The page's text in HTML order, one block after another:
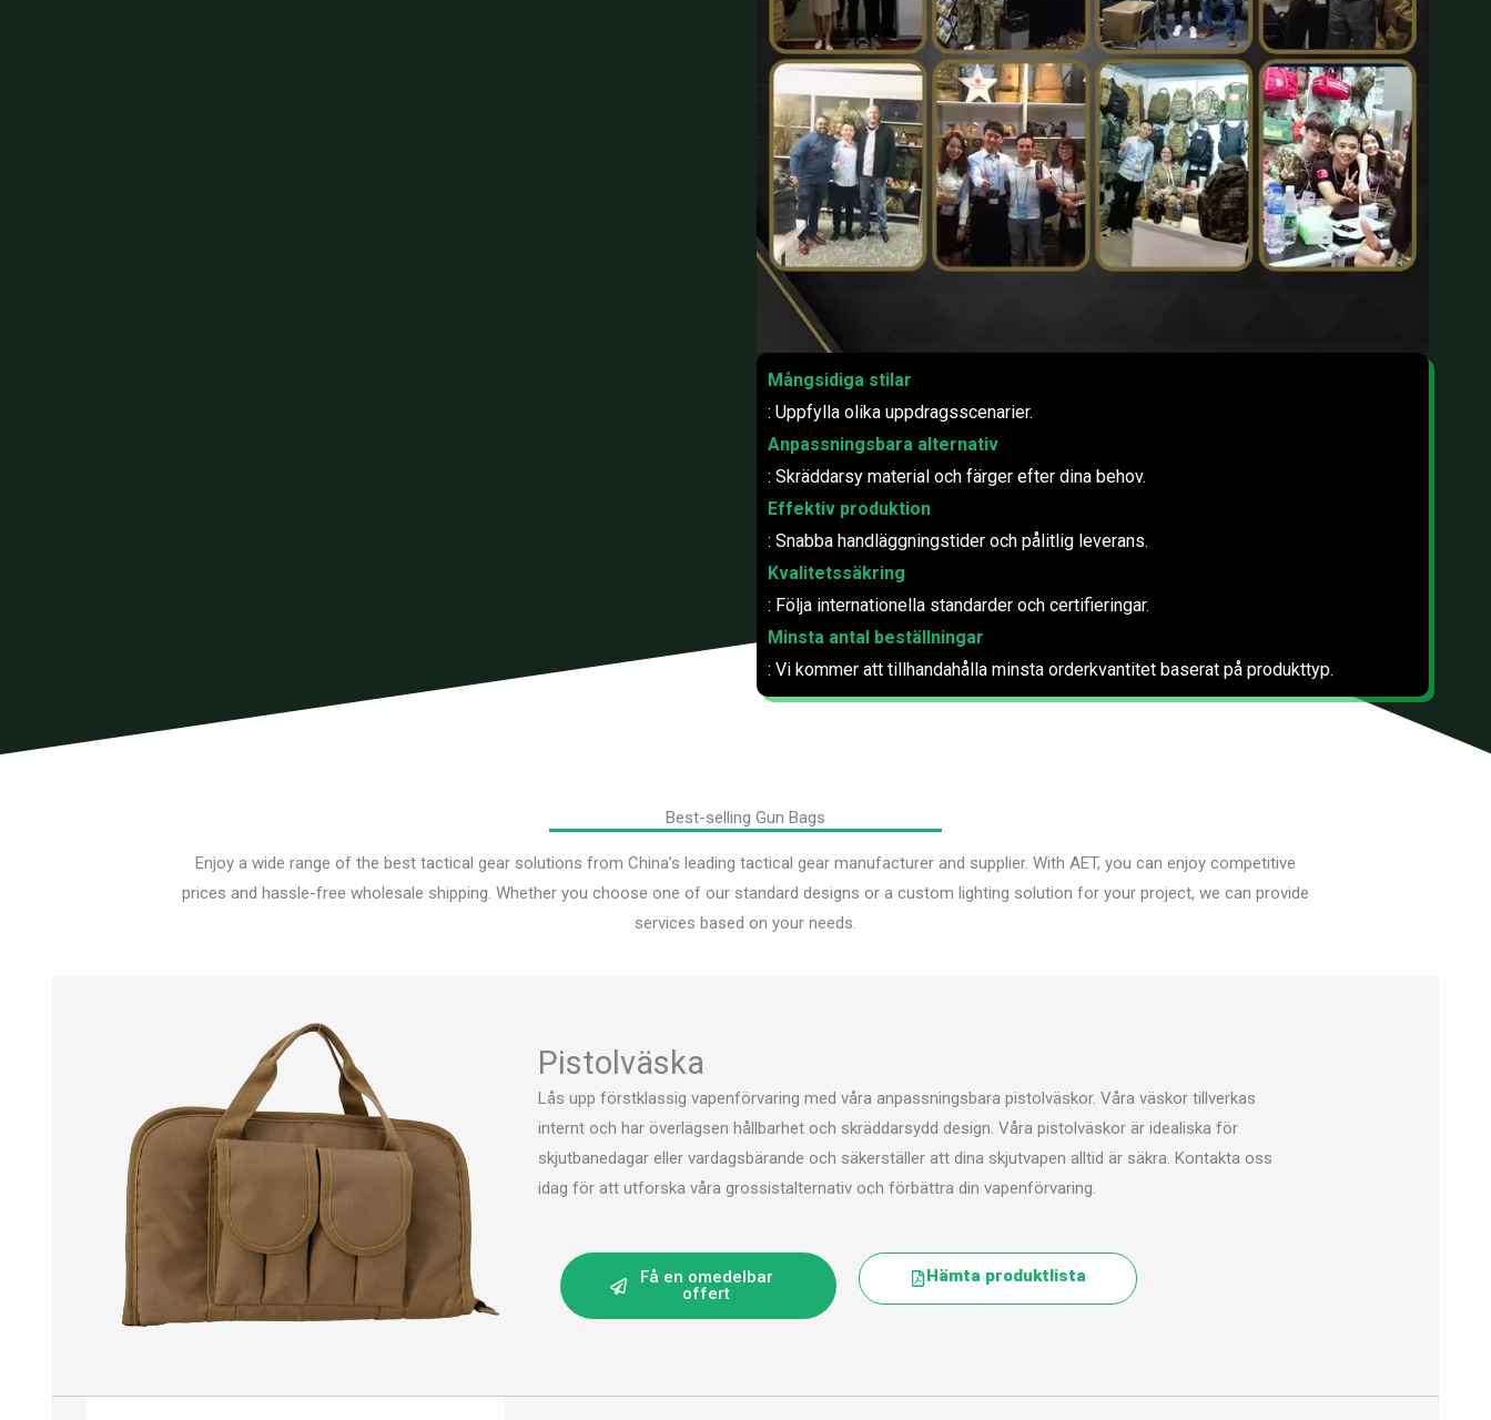
Mångsidiga stilar
: Uppfylla olika uppdragsscenarier.
Anpassningsbara alternativ
: Skräddarsy material och färger efter dina behov.
Effektiv produktion
: Snabba handläggningstider och pålitlig leverans.
Kvalitetssäkring
: Följa internationella standarder och certifieringar.
Minsta antal beställningar
: Vi kommer att tillhandahålla minsta orderkvantitet baserat på produkttyp.
Best-selling Gun Bags
Enjoy a wide range of the best tactical gear solutions from China’s leading tactical gear manufacturer and supplier. With AET, you can enjoy competitive
prices and hassle-free wholesale shipping. Whether you choose one of our standard designs or a custom lighting solution for your project, we can provide
services based on your needs.
Pistolväska
Lås upp förstklassig vapenförvaring med våra anpassningsbara pistolväskor. Våra väskor tillverkas
internt och har överlägsen hållbarhet och skräddarsydd design. Våra pistolväskor är idealiska för
skjutbanedagar eller vardagsbärande och säkerställer att dina skjutvapen alltid är säkra. Kontakta oss
idag för att utforska våra grossistalternativ och förbättra din vapenförvaring.
Få en omedelbar
offert
Hämta produktlista